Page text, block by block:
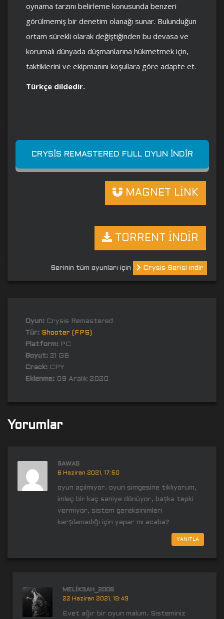
oynama tarzını belirleme konusunda benzeri
görülmemiş bir denetim olanağı sunar. Bulunduğun
ortam sürekli olarak değiştiğinden bu devasa ve
korumalı dünyada düşmanlarına hükmetmek için,
taktiklerini ve ekipmanını koşullara göre adapte et.
Türkçe dildedir.
CRYSIS REMASTERED FULL OYUN İNDIR
MAGNET LİNK
TORRENT İNDİR
Serinin tüm oyunları için Crysis Serisi indir
Oyun: Crysis Remastered
Tür: Shooter (FPS)
Platform: PC
Boyut: 21 GB
Crack: CPY
Eklenme: 09 Aralık 2020
Yorumlar
SAWAS
6 Haziran 2021, 17:50
oyun açılmıyor. oyun simgesine tıklıyorum,
imleç bir kaç saniye dönüyor, başka tepki
vermiyor, sistem gereksinimleri
karşılamadığı için yapar mı acaba?
YANITLA
MELIKSAH_2006
22 Haziran 2021, 19:49
Evet ağır bir oyun malum. Sisteminiz